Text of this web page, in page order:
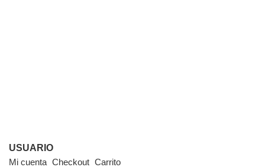
USUARIO
Mi cuenta Checkout Carrito